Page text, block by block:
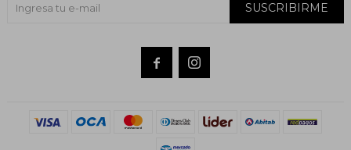
SUSCRIBIRME
 